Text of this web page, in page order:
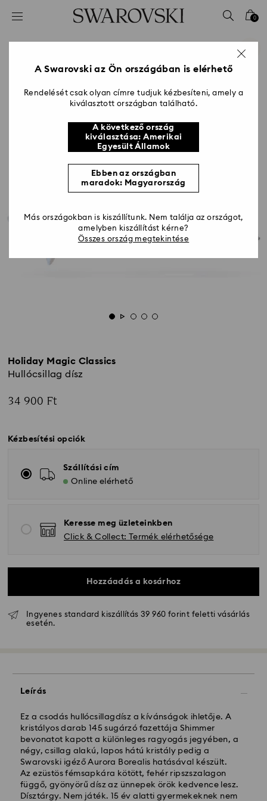
Hozzáférési-kulcs lista
2 - Lábléc
0
Holiday Magic Classics
Hullócsillag dísz
34 900 Ft
Kézbesítési opciók
Szállítási cím
Online elérhető
Keresse meg üzleteinkben
Click & Collect: Termék elérhetősége
Hozzáadás a kosárhoz
Ingyenes standard kiszállítás 39 960 forint feletti vásárlás
esetén.
Leírás
Ez a csodás hullócsillagdísz a kívánságok ihletője. A
kristályos darab 145 sugárzó fazettája Shimmer
bevonatot kapott a különleges ragyogás jegyében, a
négy, csillag alakú, lapos hátú kristály pedig a
Swarovski igéző Aurora Borealis hatásával készült.
Az ezüstös fémsapkára kötött, fehér ripszszalagon
függő, gyönyörű dísz az ünnepek örök kedvence lesz.
Dísztárgy. Nem játék. 15 év alatti gyermekeknek nem
szállítjuk ki.
és a szállítás után
Hagyományos kiszállítási költség: HUF 2'000
Ingyenes kiszállítás a rendelések felett: HUF 39 960
Expressz kiszállítási - FedEx
A Swarovski az Ön országában is elérhető
Rendelését csak olyan címre tudjuk kézbesíteni, amely a
kiválasztott országban található.
A következő ország
kiválasztása: Amerikai
Egyesült Államok
Ebben az országban
maradok: Magyarország
Más országokban is kiszállítunk. Nem találja az országot,
amelyben kiszállítást kérne?
Összes ország megtekintése